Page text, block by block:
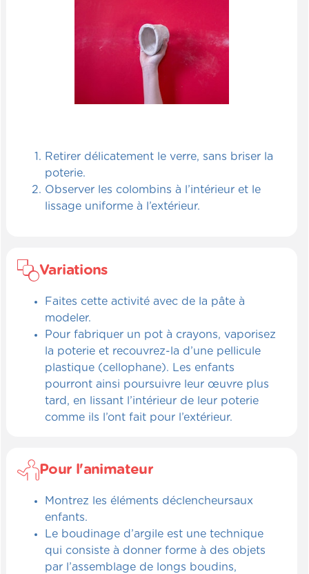
Retirer délicatement le verre, sans briser la
poterie.
Observer les colombins à l’intérieur et le
lissage uniforme à l’extérieur.
Variations
Faites cette activité avec de la pâte à
modeler.
Pour fabriquer un pot à crayons, vaporisez
la poterie et recouvrez-la d’une pellicule
plastique (cellophane). Les enfants
pourront ainsi poursuivre leur œuvre plus
tard, en lissant l’intérieur de leur poterie
comme ils l’ont fait pour l’extérieur.
Pour l'animateur
Montrez les éléments déclencheursaux
enfants.
Le boudinage d’argile est une technique
qui consiste à donner forme à des objets
par l’assemblage de longs boudins,